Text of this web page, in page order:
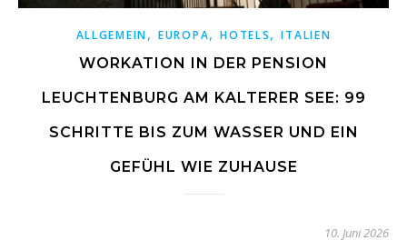
ALLGEMEIN, EUROPA,HOTELS,ITALIEN
WORKATION IN DER PENSION
LEUCHTENBURG AM KALTERER SEE: 99
SCHRITTE BIS ZUM WASSER UND EIN
GEFÜHL WIE ZUHAUSE
10. Juni 2026